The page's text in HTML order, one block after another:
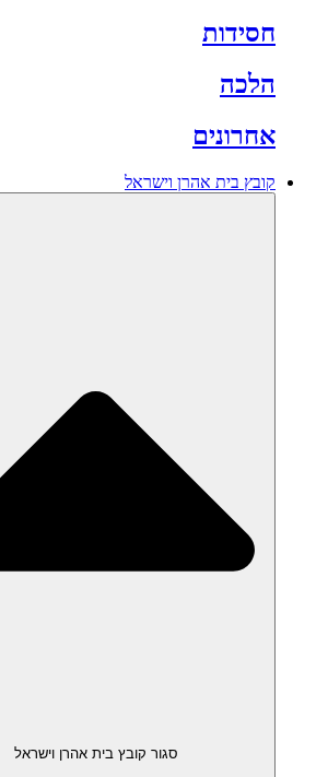
חסידות
הלכה
אחרונים
קובץ בית אהרן וישראל
סגור קובץ בית אהרן וישראל